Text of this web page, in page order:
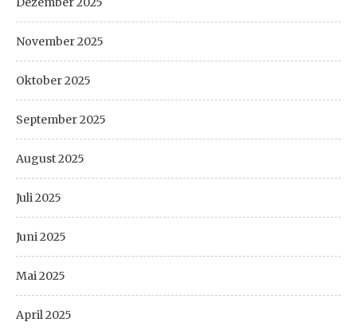
November 2025
Oktober 2025
September 2025
August 2025
Juli 2025
Juni 2025
Mai 2025
April 2025